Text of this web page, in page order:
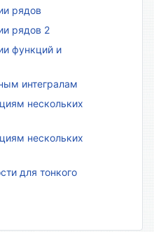
рядов
рядов 2
функций и
интегралам
нескольких
нескольких
для тонкого